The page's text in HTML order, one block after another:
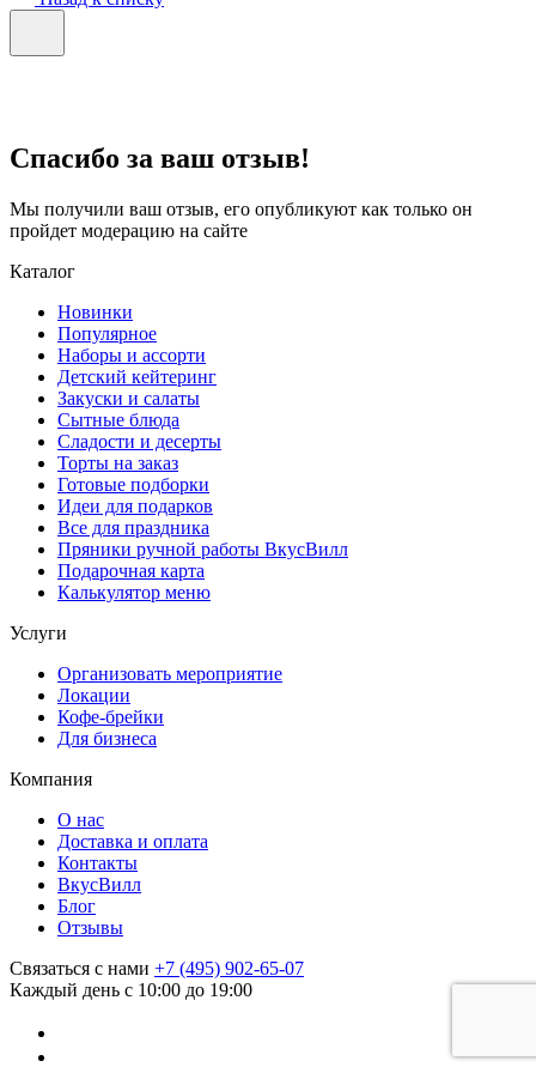
Спасибо за ваш отзыв!
Мы получили ваш отзыв, его опубликуют как только он
пройдет модерацию на сайте
Каталог
Новинки
Популярное
Наборы и ассорти
Детский кейтеринг
Закуски и салаты
Сытные блюда
Сладости и десерты
Торты на заказ
Готовые подборки
Идеи для подарков
Все для праздника
Пряники ручной работы ВкусВилл
Подарочная карта
Калькулятор меню
Услуги
Организовать мероприятие
Локации
Кофе-брейки
Для бизнеса
Компания
О нас
Доставка и оплата
Контакты
ВкусВилл
Блог
Отзывы
Связаться с нами +7 (495) 902-65-07
Каждый день с 10:00 до 19:00